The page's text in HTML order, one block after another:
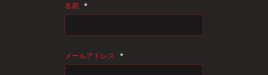
名前 *
メールアドレス *